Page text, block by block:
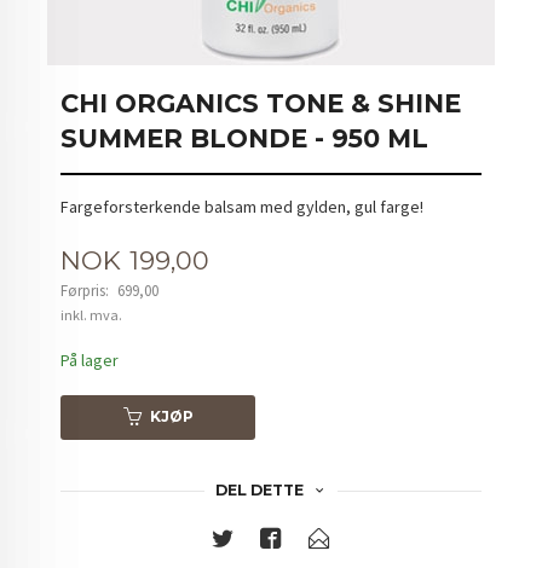
CHI ORGANICS TONE & SHINE
SUMMER BLONDE - 950 ML
Fargeforsterkende balsam med gylden, gul farge!
Tilbud
NOK 199,00
Førpris: 699,00
Rabatt
inkl. mva.
På lager
KJØP
DEL DETTE